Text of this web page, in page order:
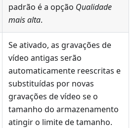
padrão é a opção Qualidade
mais alta.
Se ativado, as gravações de
vídeo antigas serão
automaticamente reescritas e
substituídas por novas
gravações de vídeo se o
tamanho do armazenamento
atingir o limite de tamanho.